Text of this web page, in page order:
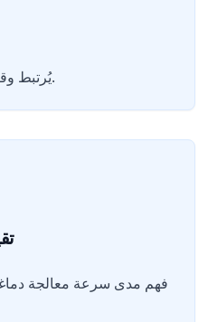
يُرتبط وقت رد الفعل بحِدة الإدراك.
فهم مدى سرعة معالجة